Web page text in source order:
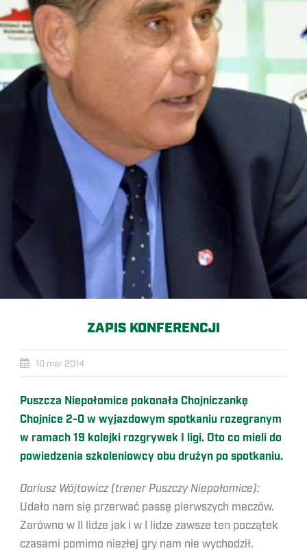
ZAPIS KONFERENCJI
10 mar 2014
Puszcza Niepołomice pokonała Chojniczankę
Chojnice 2-0 w wyjazdowym spotkaniu rozegranym
w ramach 19 kolejki rozgrywek I ligi. Oto co mieli do
powiedzenia szkoleniowcy obu drużyn po spotkaniu.
Dariusz Wójtowicz (trener Puszczy Niepołomice):
Udało nam się przerwać passę pierwszych meczów.
Zarówno w II lidze jak i w I lidze zawsze ten początek
czasami pomimo niezłej gry nam nie wychodził.